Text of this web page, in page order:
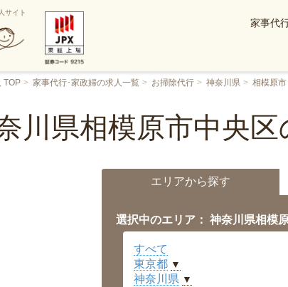
サイト
家事代
TOP 家事代行･家政婦の求人一覧 お掃除代行 神奈川県 相模原市
川県相模原市中央
エリアから探す
選択中のエリア： 神奈川県相模
すべて
東京都 ▼
神奈川県 ▼